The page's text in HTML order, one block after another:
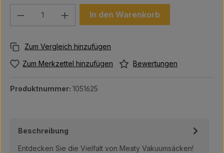
Produkt Anzahl: Gib den
In den Warenkorb
Zum Merkzettel hinzufügen Bewertungen
Produktnummer: 1051625
Beschreibung
Entdecken Sie die Vielfalt von Meaty Vakuumsäcken!